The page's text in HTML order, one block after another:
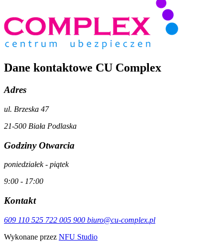
Dane kontaktowe CU Complex
Adres
ul. Brzeska 47
21-500 Biała Podlaska
Godziny Otwarcia
poniedziałek - piątek
9:00 - 17:00
Kontakt
609 110 525 722 005 900 biuro@cu-complex.pl
Wykonane przez NFU Studio